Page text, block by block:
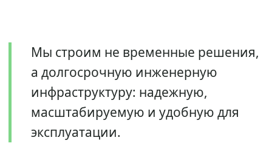
Мы строим не временные решения,
а долгосрочную инженерную
инфраструктуру: надежную,
масштабируемую и удобную для
эксплуатации.